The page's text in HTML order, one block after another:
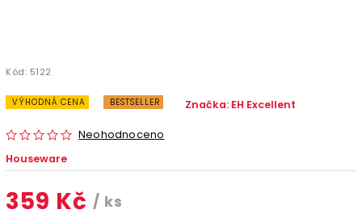
Kód: 5122
VÝHODNÁ CENA BESTSELLER
Neohodnoceno
Značka: EH Excellent
Houseware
359 Kč / ks